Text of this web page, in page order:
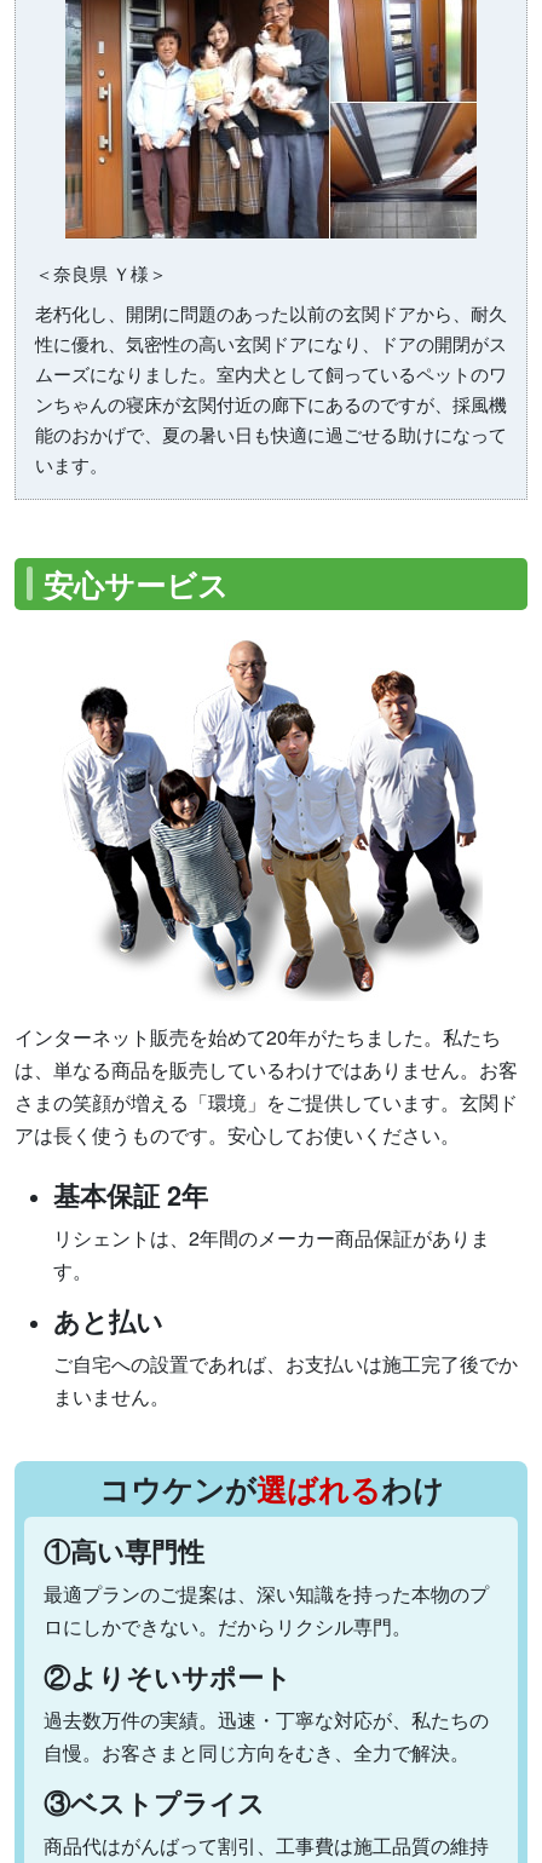
＜奈良県 Ｙ様＞
老朽化し、開閉に問題のあった以前の玄関ドアから、耐久
性に優れ、気密性の高い玄関ドアになり、ドアの開閉がス
ムーズになりました。室内犬として飼っているペットのワ
ンちゃんの寝床が玄関付近の廊下にあるのですが、採風機
能のおかげで、夏の暑い日も快適に過ごせる助けになって
います。
安心サービス
インターネット販売を始めて20年がたちました。私たち
は、単なる商品を販売しているわけではありません。お客
さまの笑顔が増える「環境」をご提供しています。玄関ド
アは長く使うものです。安心してお使いください。
基本保証 2年
リシェントは、2年間のメーカー商品保証がありま
す。
あと払い
ご自宅への設置であれば、お支払いは施工完了後でか
まいません。
コウケンが選ばれるわけ
①高い専門性
最適プランのご提案は、深い知識を持った本物のプ
ロにしかできない。だからリクシル専門。
②よりそいサポート
過去数万件の実績。迅速・丁寧な対応が、私たちの
自慢。お客さまと同じ方向をむき、全力で解決。
③ベストプライス
商品代はがんばって割引、工事費は施工品質の維持